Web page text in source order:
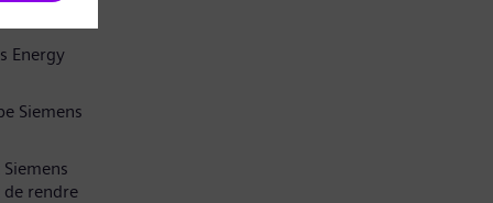
Energy
Siemens
rendre